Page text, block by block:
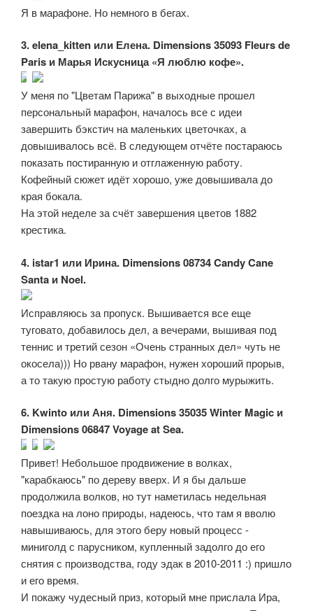
Я в марафоне. Но немного в бегах.
3. elena_kitten или Елена. Dimensions 35093 Fleurs de
Paris и Марья Искусница «Я люблю кофе».
У меня по "Цветам Парижа" в выходные прошел
персональный марафон, началось все с идеи
завершить бэкстич на маленьких цветочках, а
довышивалось всё. В следующем отчёте постараюсь
показать постиранную и отглаженную работу.
Кофейный сюжет идёт хорошо, уже довышивала до
края бокала.
На этой неделе за счёт завершения цветов 1882
крестика.
4. istar1 или Ирина. Dimensions 08734 Candy Cane
Santa и Noel.
Исправляюсь за пропуск. Вышивается все еще
туговато, добавилось дел, а вечерами, вышивая под
теннис и третий сезон «Очень странных дел» чуть не
окосела))) Но рвану марафон, нужен хороший прорыв,
а то такую простую работу стыдно долго мурыжить.
6. Kwinto или Аня. Dimensions 35035 Winter Magic и
Dimensions 06847 Voyage at Sea.
Привет! Небольшое продвижение в волках,
"карабкаюсь" по дереву вверх. И я бы дальше
продолжила волков, но тут наметилась недельная
поездка на лоно природы, надеюсь, что там я вволю
навышиваюсь, для этого беру новый процесс -
миниголд с парусником, купленный задолго до его
снятия с производства, году эдак в 2010-2011 :) пришло
и его время.
И покажу чудесный приз, который мне прислала Ира,